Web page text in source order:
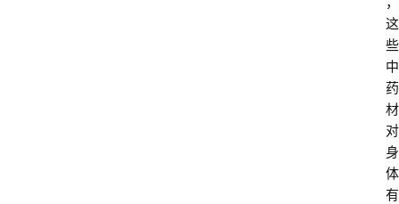
这
些
中
药
材
对
身
体
有